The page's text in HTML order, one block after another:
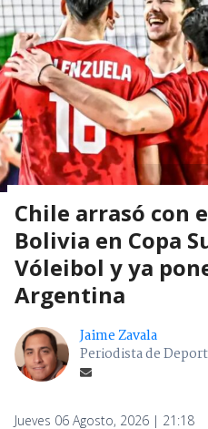
Chile arrasó con
Bolivia en Copa
Vóleibol y ya
Argentina
Jaime Zavala
Periodista de
Jueves 06 Agosto, 2026 | 21:18